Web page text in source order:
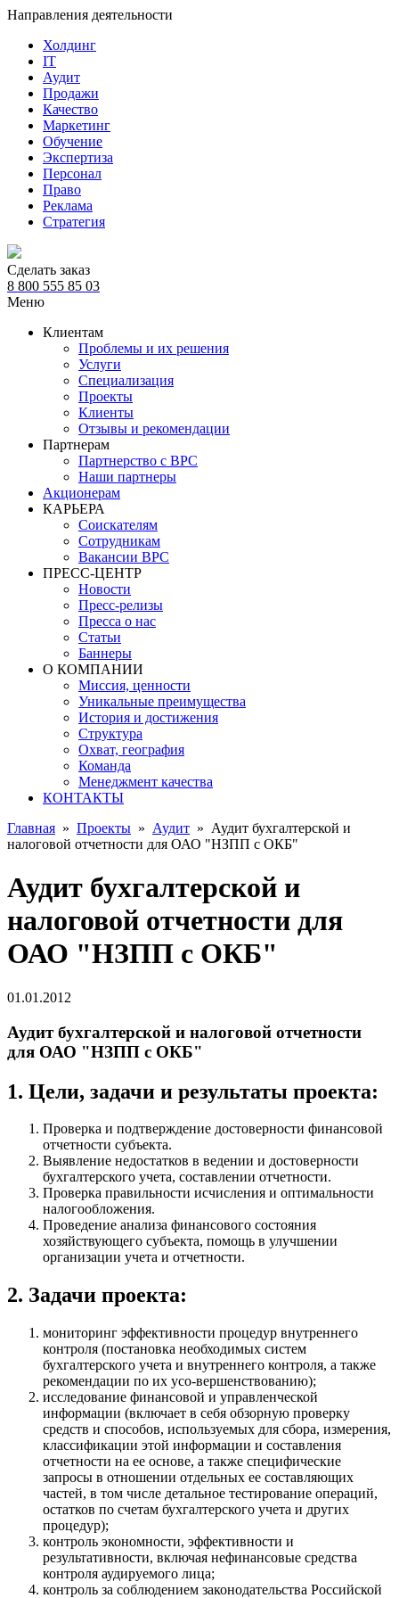
Направления деятельности
Холдинг
IT
Аудит
Продажи
Качество
Маркетинг
Обучение
Экспертиза
Персонал
Право
Реклама
Стратегия
Сделать заказ
8 800 555 85 03
Меню
Клиентам
Проблемы и их решения
Услуги
Специализация
Проекты
Клиенты
Отзывы и рекомендации
Партнерам
Партнерство с BPC
Наши партнеры
Акционерам
КАРЬЕРА
Соискателям
Сотрудникам
Вакансии BPC
ПРЕСС-ЦЕНТР
Новости
Пресс-релизы
Пресса о нас
Статьи
Баннеры
О КОМПАНИИ
Миссия, ценности
Уникальные преимущества
История и достижения
Структура
Охват, география
Команда
Менеджмент качества
КОНТАКТЫ
Главная » Проекты » Аудит » Аудит бухгалтерской и
налоговой отчетности для ОАО "НЗПП с ОКБ"
Аудит бухгалтерской и
налоговой отчетности для
ОАО "НЗПП с ОКБ"
01.01.2012
Аудит бухгалтерской и налоговой отчетности
для ОАО "НЗПП с ОКБ"
1. Цели, задачи и результаты проекта:
Проверка и подтверждение достоверности финансовой
отчетности субъекта.
Выявление недостатков в ведении и достоверности
бухгалтерского учета, составлении отчетности.
Проверка правильности исчисления и оптимальности
налогообложения.
Проведение анализа финансового состояния
хозяйствующего субъекта, помощь в улучшении
организации учета и отчетности.
2. Задачи проекта:
мониторинг эффективности процедур внутреннего
контроля (постановка необходимых систем
бухгалтерского учета и внутреннего контроля, а также
рекомендации по их усо-вершенствованию);
исследование финансовой и управленческой
информации (включает в себя обзорную проверку
средств и способов, используемых для сбора, измерения,
классификации этой информации и составления
отчетности на ее основе, а также специфические
запросы в отношении отдельных ее составляющих
частей, в том числе детальное тестирование операций,
остатков по счетам бухгалтерского учета и других
процедур);
контроль экономности, эффективности и
результативности, включая нефинансовые средства
контроля аудируемого лица;
контроль за соблюдением законодательства Российской